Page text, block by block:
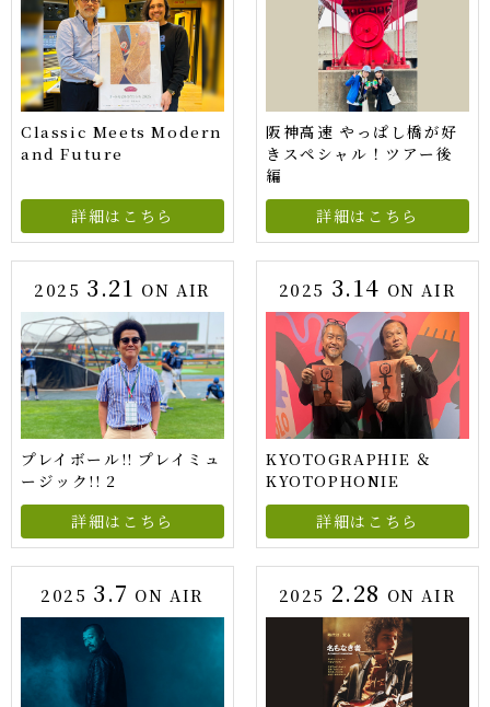
Classic Meets Modern
and Future
詳細はこちら
阪神高速 やっぱし橋が好
きスペシャル！ツアー後
編
詳細はこちら
2025 3.21 ON AIR
プレイボール!! プレイミュ
ージック!! 2
詳細はこちら
2025 3.14 ON AIR
KYOTOGRAPHIE ＆
KYOTOPHONIE
詳細はこちら
2025 3.7 ON AIR 2025 2.28 ON AIR